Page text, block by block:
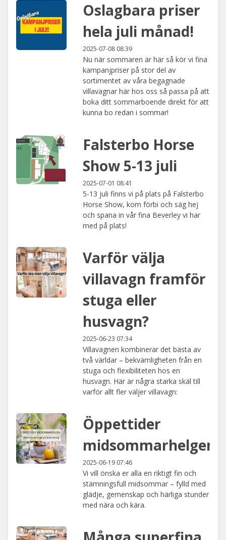
Oslagbara priser
hela juli månad!
2025-07-08 08:39
Nu när sommaren är här så kör vi fina
kampanjpriser på stor del av
sortimentet av våra begagnade
villavagnar här hos oss så passa på att
boka ditt sommarboende direkt för att
kunna bo redan i sommar!
Falsterbo Horse
Show 5-13 juli
2025-07-01 08:41
5-13 juli finns vi på plats på Falsterbo
Horse Show, kom förbi och säg hej
och spana in vår fina Beverley vi har
med på plats!
Varför välja
villavagn framför
stuga eller
husvagn?
2025-06-23 07:34
Villavagnen kombinerar det bästa av
två världar – bekvämligheten från en
stuga och flexibiliteten hos en
husvagn. Här är några starka skäl till
varför allt fler väljer villavagn:
Öppettider
midsommarhelgen
2025-06-19 07:46
Vi vill önska er alla en riktigt fin och
stämningsfull midsommar – fylld med
glädje, gemenskap och härliga stunder
med nära och kära.